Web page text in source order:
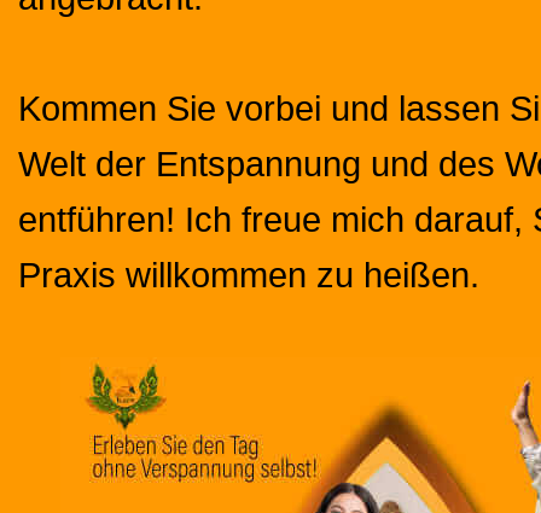
Kommen Sie vorbei und lassen
Welt der Entspannung und des
entführen! Ich freue mich darauf,
Praxis willkommen zu heißen.